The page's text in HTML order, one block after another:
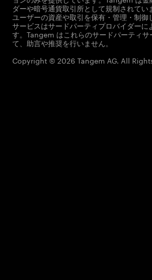
ダーや暗号通貨取引所として規制されて
ユーザーの資産や取引を保有・管理・制御
サービスはサードパーティプロバイダーに
す。Tangem はこれらのサードパーティサ
て、助言や推奨を行いません。